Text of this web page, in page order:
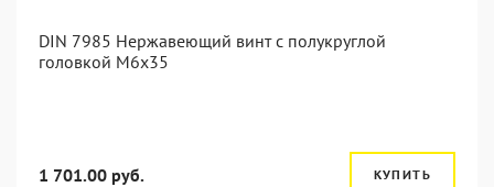
DIN 7985 Нержавеющий винт с полукруглой
головкой М6х35
1 701.00 руб. КУПИТЬ